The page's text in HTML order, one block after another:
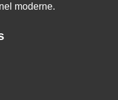
moderne.